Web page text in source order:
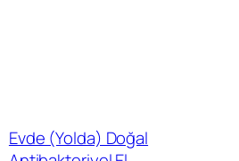
Evde (Yolda) Doğal